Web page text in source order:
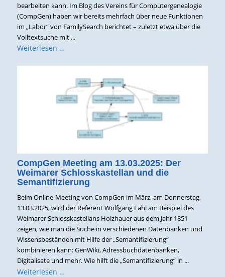
bearbeiten kann. Im Blog des Vereins für Computergenealogie
(CompGen) haben wir bereits mehrfach über neue Funktionen
im „Labor“ von FamilySearch berichtet – zuletzt etwa über die
Volltextsuche mit ...
Weiterlesen …
CompGen Meeting am 13.03.2025: Der
Weimarer Schlosskastellan und die
Semantifizierung
Beim Online-Meeting von CompGen im März, am Donnerstag,
13.03.2025, wird der Referent Wolfgang Fahl am Beispiel des
Weimarer Schlosskastellans Holzhauer aus dem Jahr 1851
zeigen, wie man die Suche in verschiedenen Datenbanken und
Wissensbeständen mit Hilfe der „Semantifizierung“
kombinieren kann: GenWiki, Adressbuchdatenbanken,
Digitalisate und mehr. Wie hilft die „Semantifizierung“ in ...
Weiterlesen …